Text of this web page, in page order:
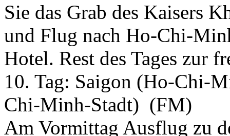
Sie das Grab des Kaisers
und Flug nach Ho-Chi-
Hotel. Rest des Tages zur
10. Tag: Saigon (Ho-Chi-
Chi-Minh-Stadt) (FM)
Am Vormittag Ausflug zu